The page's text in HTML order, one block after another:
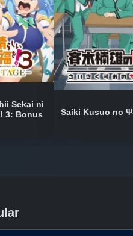
Sekai ni
3: Bonus
Saiki Kusuo no